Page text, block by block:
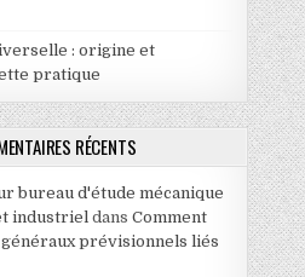
: origine et
pratique
RÉCENTS
bureau d'étude mécanique
industrieldans Comment
prévisionnels liés